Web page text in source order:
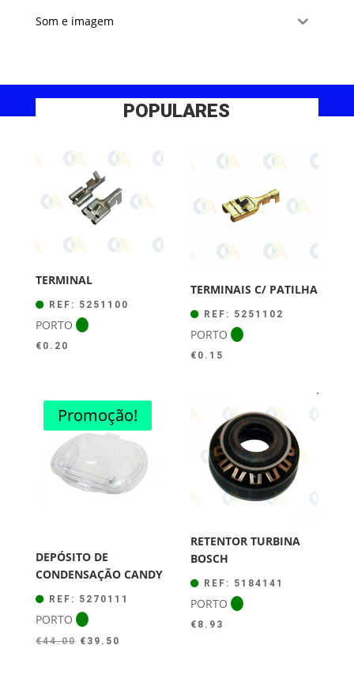
Som e imagem
POPULARES
TERMINAL
REF: 5251100
PORTO
€ 0.20
TERMINAIS C/ PATILHA
REF: 5251102
PORTO
€ 0.15
Promoção!
DEPÓSITO DE
CONDENSAÇÃO CANDY
REF: 5270111
PORTO
€44.00 O
€ 39.50
RETENTOR TURBINA
BOSCH
REF: 5184141
PORTO
€ 8.93